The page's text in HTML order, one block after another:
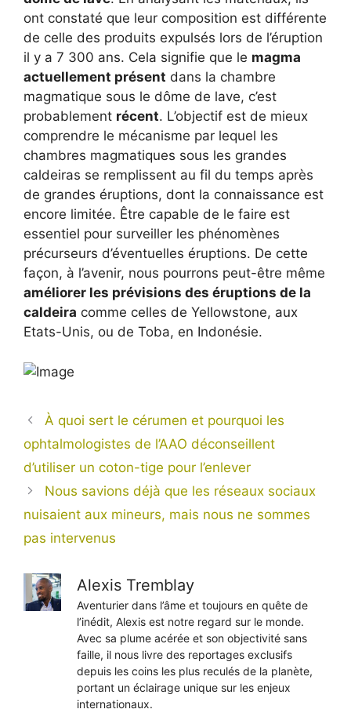
ont constaté que leur composition est différente
de celle des produits expulsés lors de l’éruption
il y a 7 300 ans. Cela signifie que le magma
actuellement présent dans la chambre
magmatique sous le dôme de lave, c’est
probablement récent. L’objectif est de mieux
comprendre le mécanisme par lequel les
chambres magmatiques sous les grandes
caldeiras se remplissent au fil du temps après
de grandes éruptions, dont la connaissance est
encore limitée. Être capable de le faire est
essentiel pour surveiller les phénomènes
précurseurs d’éventuelles éruptions. De cette
façon, à l’avenir, nous pourrons peut-être même
améliorer les prévisions des éruptions de la
caldeira comme celles de Yellowstone, aux
Etats-Unis, ou de Toba, en Indonésie.
À quoi sert le cérumen et pourquoi les
ophtalmologistes de l’AAO déconseillent
d’utiliser un coton-tige pour l’enlever
Nous savions déjà que les réseaux sociaux
nuisaient aux mineurs, mais nous ne sommes
pas intervenus
Alexis Tremblay
Aventurier dans l’âme et toujours en quête de
l’inédit, Alexis est notre regard sur le monde.
Avec sa plume acérée et son objectivité sans
faille, il nous livre des reportages exclusifs
depuis les coins les plus reculés de la planète,
portant un éclairage unique sur les enjeux
internationaux.